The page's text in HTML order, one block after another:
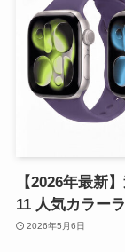
【2026年最新
11 人気カラー
2026年5月6日